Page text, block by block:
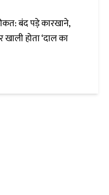
बंद पड़े कारखाने,
होता ‘दाल का